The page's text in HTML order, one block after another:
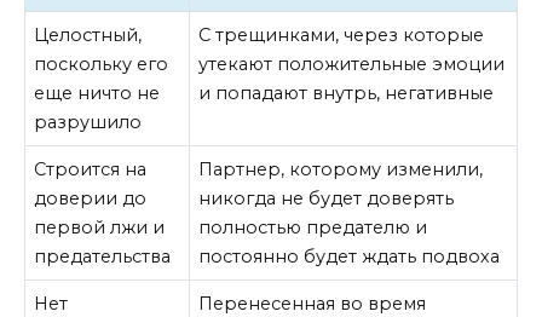
Целостный,
поскольку его
еще ничто не
разрушило
С трещинками, через которые
утекают положительные эмоции
и попадают внутрь, негативные
Строится на
доверии до
первой лжи и
предательства
Партнер, которому изменили,
никогда не будет доверять
полностью предателю и
постоянно будет ждать подвоха
Нет
Перенесенная во время